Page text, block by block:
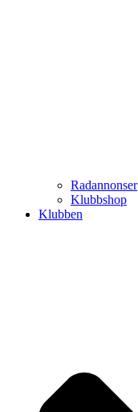
Radannonser
Klubbshop
Klubben